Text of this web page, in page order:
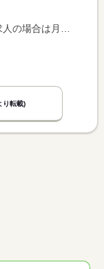
時間額を表示しています。
り転載)